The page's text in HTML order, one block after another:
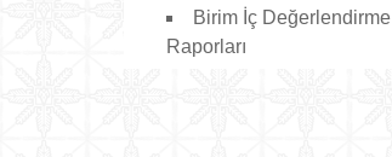
Birim İç Değerlendirme
Raporları